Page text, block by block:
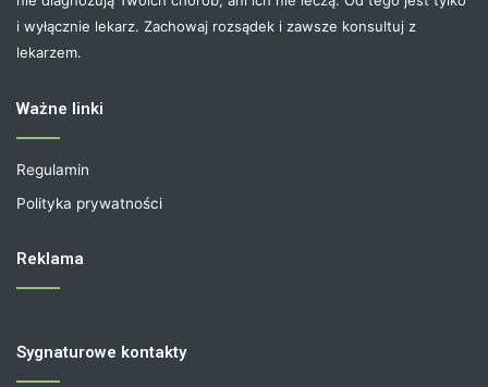
i wyłącznie lekarz. Zachowaj rozsądek i zawsze konsultuj z
lekarzem.
Ważne linki
Regulamin
Polityka prywatności
Reklama
Sygnaturowe kontakty